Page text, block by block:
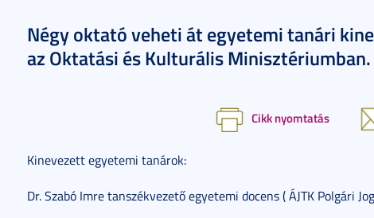
Négy oktató veheti át egyetemi tanári
az Oktatási és Kulturális Minisztériumban.
Cikk nyomtatás
Kinevezett egyetemi tanárok:
Dr. Szabó Imre tanszékvezető egyetemi docens ( ÁJTK Polgári